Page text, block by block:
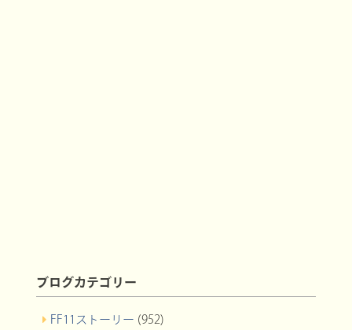
ブログカテゴリー
FF11ストーリー (952)